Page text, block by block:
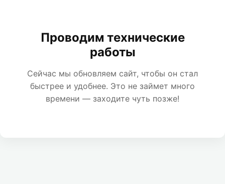
Проводим технические
работы
Сейчас мы обновляем сайт, чтобы он стал
быстрее и удобнее. Это не займет много
времени — заходите чуть позже!